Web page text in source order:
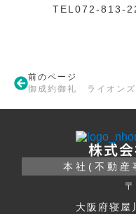
TEL072-813-
前のページ
株式
本社(不動産
大阪府寝屋